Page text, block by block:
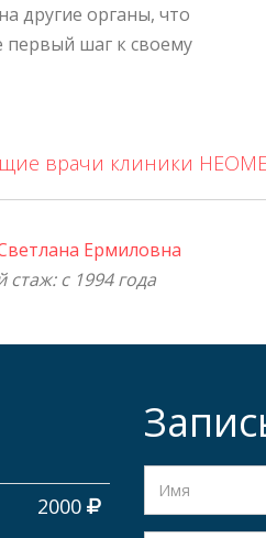
другие органы, что
первый шаг к своему
врачи клиники
Ермиловна
с 1994 года
2000